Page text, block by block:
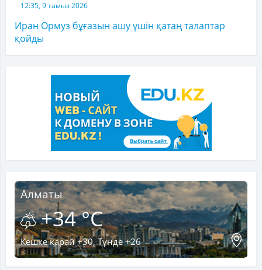
12:35, 9 тамыз 2026
Иран Ормуз бұғазын ашу үшін қатаң талаптар
қойды
Алматы
+34 °C
Кешке қарай +30, Түнде +26